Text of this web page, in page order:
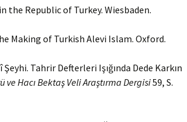
the Republic of Turkey. Wiesbaden.
Making of Turkish Alevi Islam. Oxford.
Tahrir Defterleri Işığında Dede Karkın
ve Hacı Bektaş Veli Araştırma Dergisi59, S.